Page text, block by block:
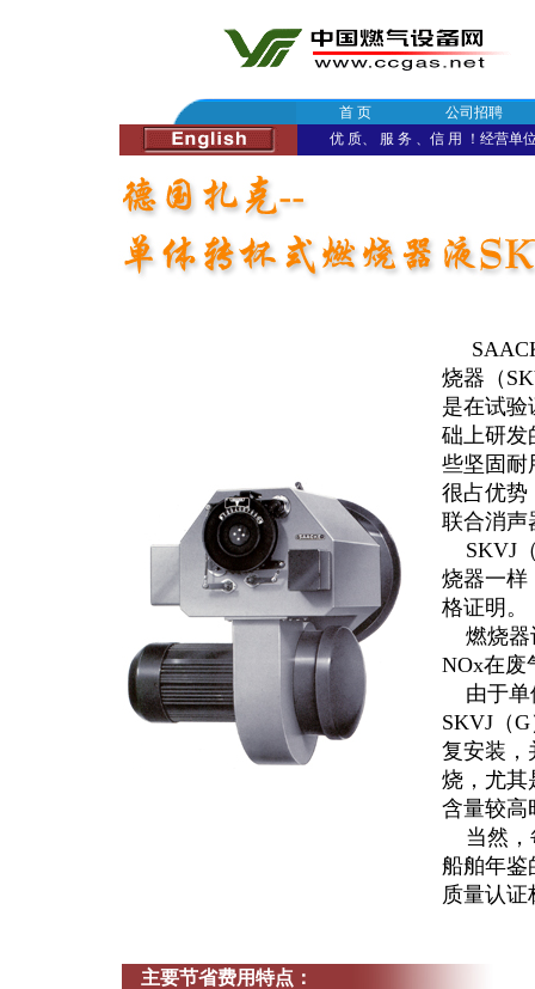
首 页
公司招聘
优 质、 服 务 、信 用 ！经营单
烧器（
是在试验
础上研发
些坚固耐
很占优势
联合消声
SKVJ
烧器一样
格证明。
燃烧器
NOx在废
由于单
SKVJ（
复安装，
烧，尤其
含量较高
当然，
船舶年鉴
质量认证
主要节省费用特点：